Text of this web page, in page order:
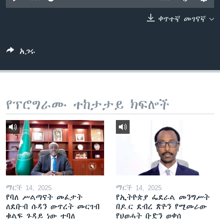
ቀጥተኛ መገናኛ
አጋሩ
የፕሮግራሙ ተከታታይ ክፍሎች
ማርች 14, 2025
የባለ ሥልጣናት መፈታት
ለደቡብ ሱዳን ውጥረት መርገብ
ቁልፍ ጉዳይ ነው ተባለ
ማርች 14, 2025
የኢትዮጵያ ፌደራል መንግሥት
በዶ.ር ደብረ ጽዮን የሚመራው
የህወሓት ቡድን ወቀሰ